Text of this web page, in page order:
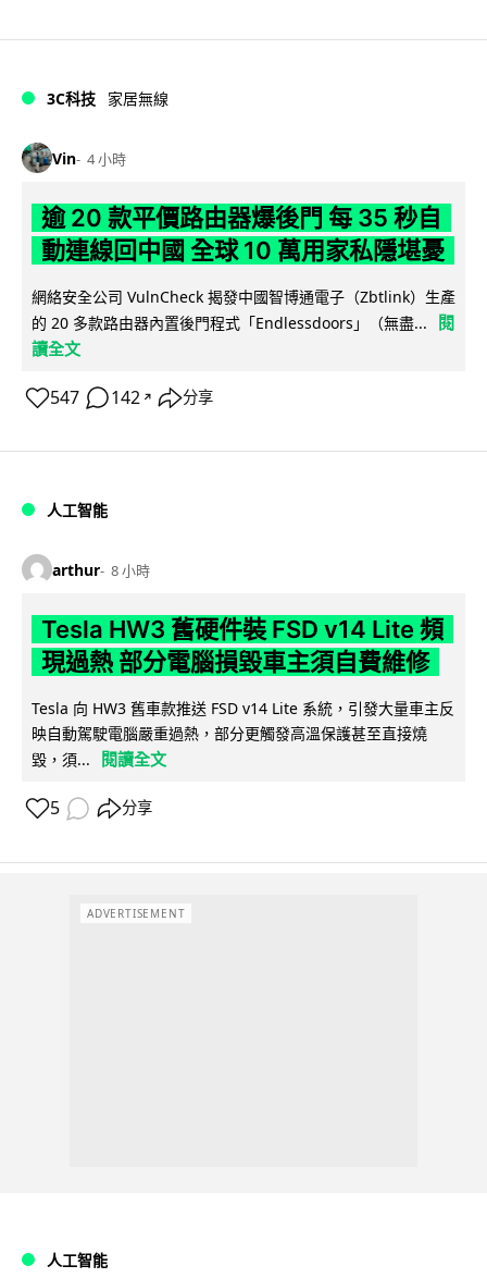
3C科技 家居無線
Vin 4 小時
逾 20 款平價路由器爆後門 每 35 秒自
動連線回中國 全球 10 萬用家私隱堪憂
網絡安全公司 VulnCheck 揭發中國智博通電子（Zbtlink）生產
的 20 多款路由器內置後門程式「Endlessdoors」（無盡...
閱
讀全文
547 142 ↗ 分享
人工智能
arthur 8 小時
Tesla HW3 舊硬件裝 FSD v14 Lite 頻
現過熱 部分電腦損毀車主須自費維修
Tesla 向 HW3 舊車款推送 FSD v14 Lite 系統，引發大量車主反
映自動駕駛電腦嚴重過熱，部分更觸發高溫保護甚至直接燒
毀，須...
閱讀全文
5 分享
ADVERTISEMENT
人工智能